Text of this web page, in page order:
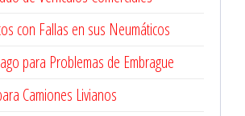
con Fallas en sus Neumáticos
para Problemas de Embrague
Camiones Livianos